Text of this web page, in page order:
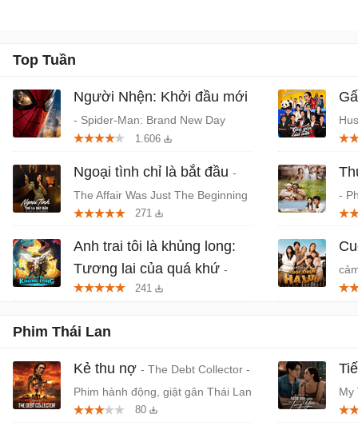
Top Tuần
Người Nhện: Khởi đầu mới
- Spider-Man: Brand New Day
(2026) chiếu rạp
1.606
Ngoại tình chỉ là bắt đầu -
The Affair Was Just The Beginning
- Phim tâm lý, giật gân Hàn Quốc
271
Anh trai tôi là khủng long:
Tương lai của quá khứ -
Phim anime hành động, thần thoại
241
-
Phim Thái Lan
Kẻ thu nợ - The Debt Collector -
Phim hành động, giật gân Thái Lan
80
My